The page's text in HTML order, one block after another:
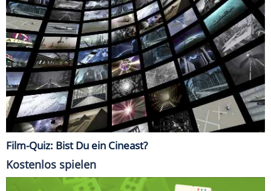
Film-Quiz: Bist Du ein Cineast?
Kostenlos spielen